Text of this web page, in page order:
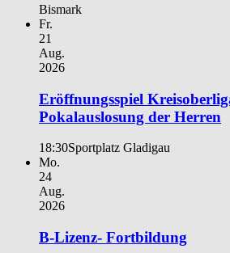
Bismark
Fr.
21
Aug.
2026
Eröffnungsspiel
Pokalauslosung der Herren
18:30Sportplatz Gladigau
Mo.
24
Aug.
2026
B-Lizenz- Fortbildung